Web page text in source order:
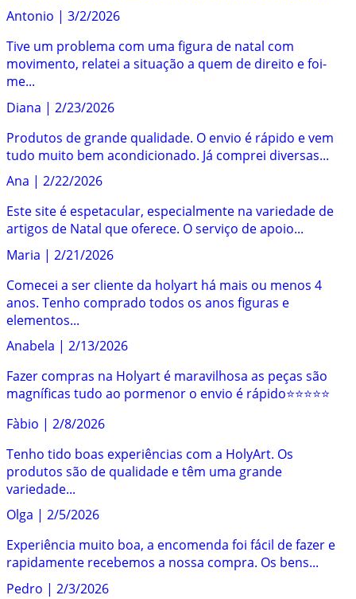
Antonio | 3/2/2026
Tive um problema com uma figura de natal com
movimento, relatei a situação a quem de direito e foi-
me...
Diana | 2/23/2026
Produtos de grande qualidade. O envio é rápido e vem
tudo muito bem acondicionado. Já comprei diversas...
Ana | 2/22/2026
Este site é espetacular, especialmente na variedade de
artigos de Natal que oferece. O serviço de apoio...
Maria | 2/21/2026
Comecei a ser cliente da holyart há mais ou menos 4
anos. Tenho comprado todos os anos figuras e
elementos...
Anabela | 2/13/2026
Fazer compras na Holyart é maravilhosa as peças são
magníficas tudo ao pormenor o envio é rápido⭐️⭐️⭐️⭐️⭐️
Fàbio | 2/8/2026
Tenho tido boas experiências com a HolyArt. Os
produtos são de qualidade e têm uma grande
variedade...
Olga | 2/5/2026
Experiência muito boa, a encomenda foi fácil de fazer e
rapidamente recebemos a nossa compra. Os bens...
Pedro | 2/3/2026